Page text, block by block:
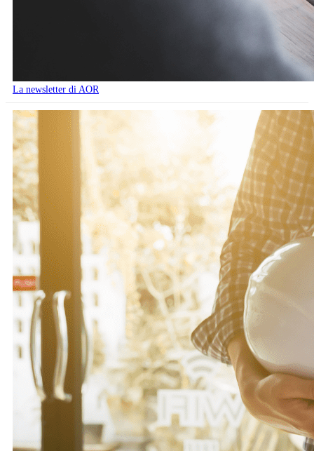
La newsletter di AOR